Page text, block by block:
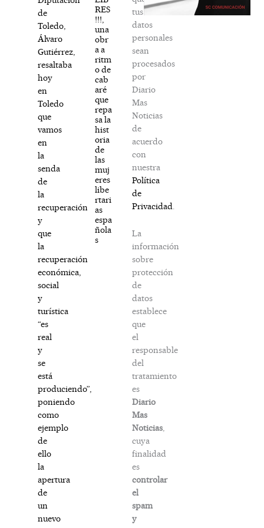
de
Toledo,
Álvaro
Gutiérrez,
resaltaba
hoy
en
Toledo
que
vamos
en
la
senda
de
la
recuperación
y
que
la
recuperación
económica,
social
y
turística
“es
real
y
se
está
produciendo”,
poniendo
como
ejemplo
de
ello
la
apertura
de
un
nuevo
RES
!!!,
una
obr
a a
ritm
o de
cab
aré
que
repa
sa la
hist
oria
de
las
muj
eres
libe
rtari
as
espa
ñola
s
tus
datos
personales
sean
procesados
por
Diario
Mas
Noticias
de
acuerdo
con
nuestra
Política
de
Privacidad
La
información
sobre
protección
de
datos
establece
que
el
responsable
del
tratamiento
es
Diario
Mas
Noticias,
cuya
finalidad
es
controlar
el
spam
y